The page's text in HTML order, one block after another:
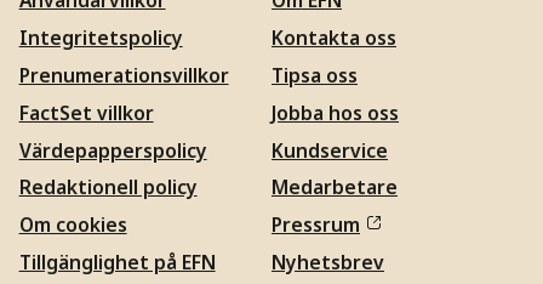
Integritetspolicy
Prenumerationsvillkor
FactSet villkor
Värdepapperspolicy
Redaktionell policy
Om cookies
Tillgänglighet på EFN
Kontakta oss
Tipsa oss
Jobba hos oss
Kundservice
Medarbetare
Pressrum
Nyhetsbrev